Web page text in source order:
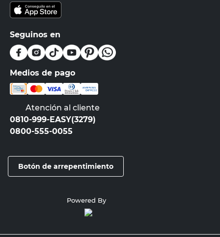
Seguinos en
Medios de pago
Atención al cliente
0810-999-EASY(3279)
0800-555-0055
Botón de arrepentimiento
Powered By